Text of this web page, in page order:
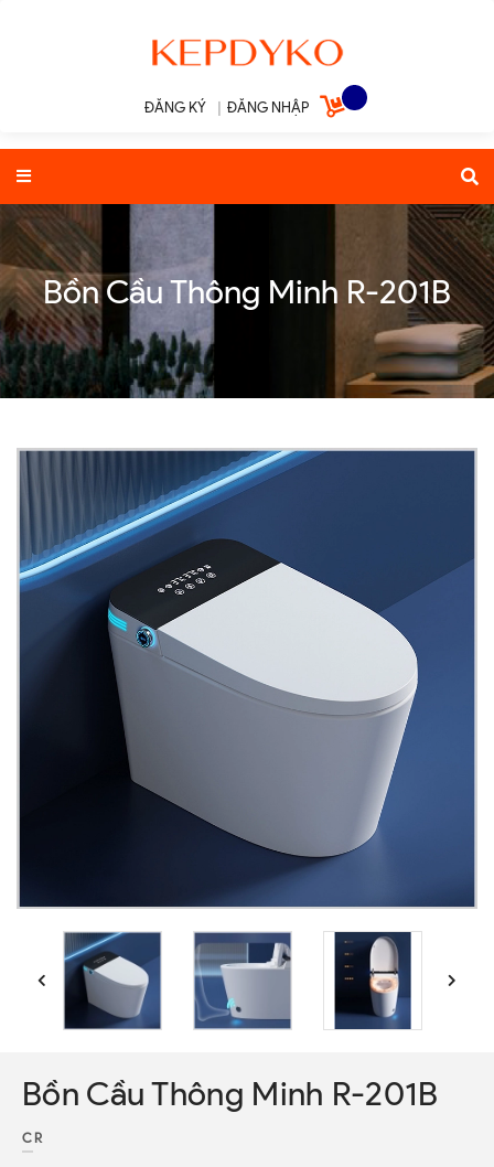
ĐĂNG KÝ ĐĂNG NHẬP
Bồn Cầu Thông Minh R-201B
Bồn Cầu Thông Minh R-201B
CR